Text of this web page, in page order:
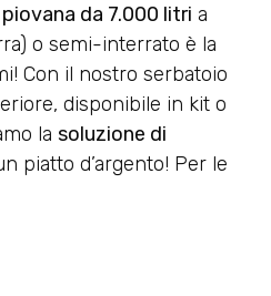
da 7.000 litri a
o semi-interrato è la
Con il nostro serbatoio
disponibile in kit o
la soluzione di
piatto d’argento! Per le